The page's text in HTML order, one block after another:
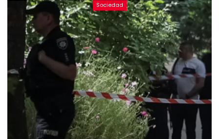
Sociedad